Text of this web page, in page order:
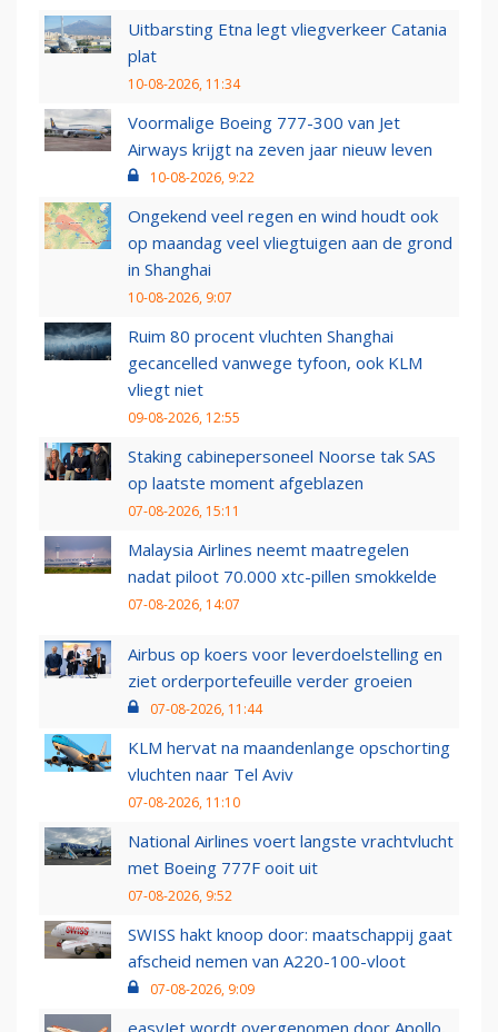
Uitbarsting Etna legt vliegverkeer Catania
plat
10-08-2026, 11:34
Voormalige Boeing 777-300 van Jet
Airways krijgt na zeven jaar nieuw leven
10-08-2026, 9:22
Ongekend veel regen en wind houdt ook
op maandag veel vliegtuigen aan de grond
in Shanghai
10-08-2026, 9:07
Ruim 80 procent vluchten Shanghai
gecancelled vanwege tyfoon, ook KLM
vliegt niet
09-08-2026, 12:55
Staking cabinepersoneel Noorse tak SAS
op laatste moment afgeblazen
07-08-2026, 15:11
Malaysia Airlines neemt maatregelen
nadat piloot 70.000 xtc-pillen smokkelde
07-08-2026, 14:07
Airbus op koers voor leverdoelstelling en
ziet orderportefeuille verder groeien
07-08-2026, 11:44
KLM hervat na maandenlange opschorting
vluchten naar Tel Aviv
07-08-2026, 11:10
National Airlines voert langste vrachtvlucht
met Boeing 777F ooit uit
07-08-2026, 9:52
SWISS hakt knoop door: maatschappij gaat
afscheid nemen van A220-100-vloot
07-08-2026, 9:09